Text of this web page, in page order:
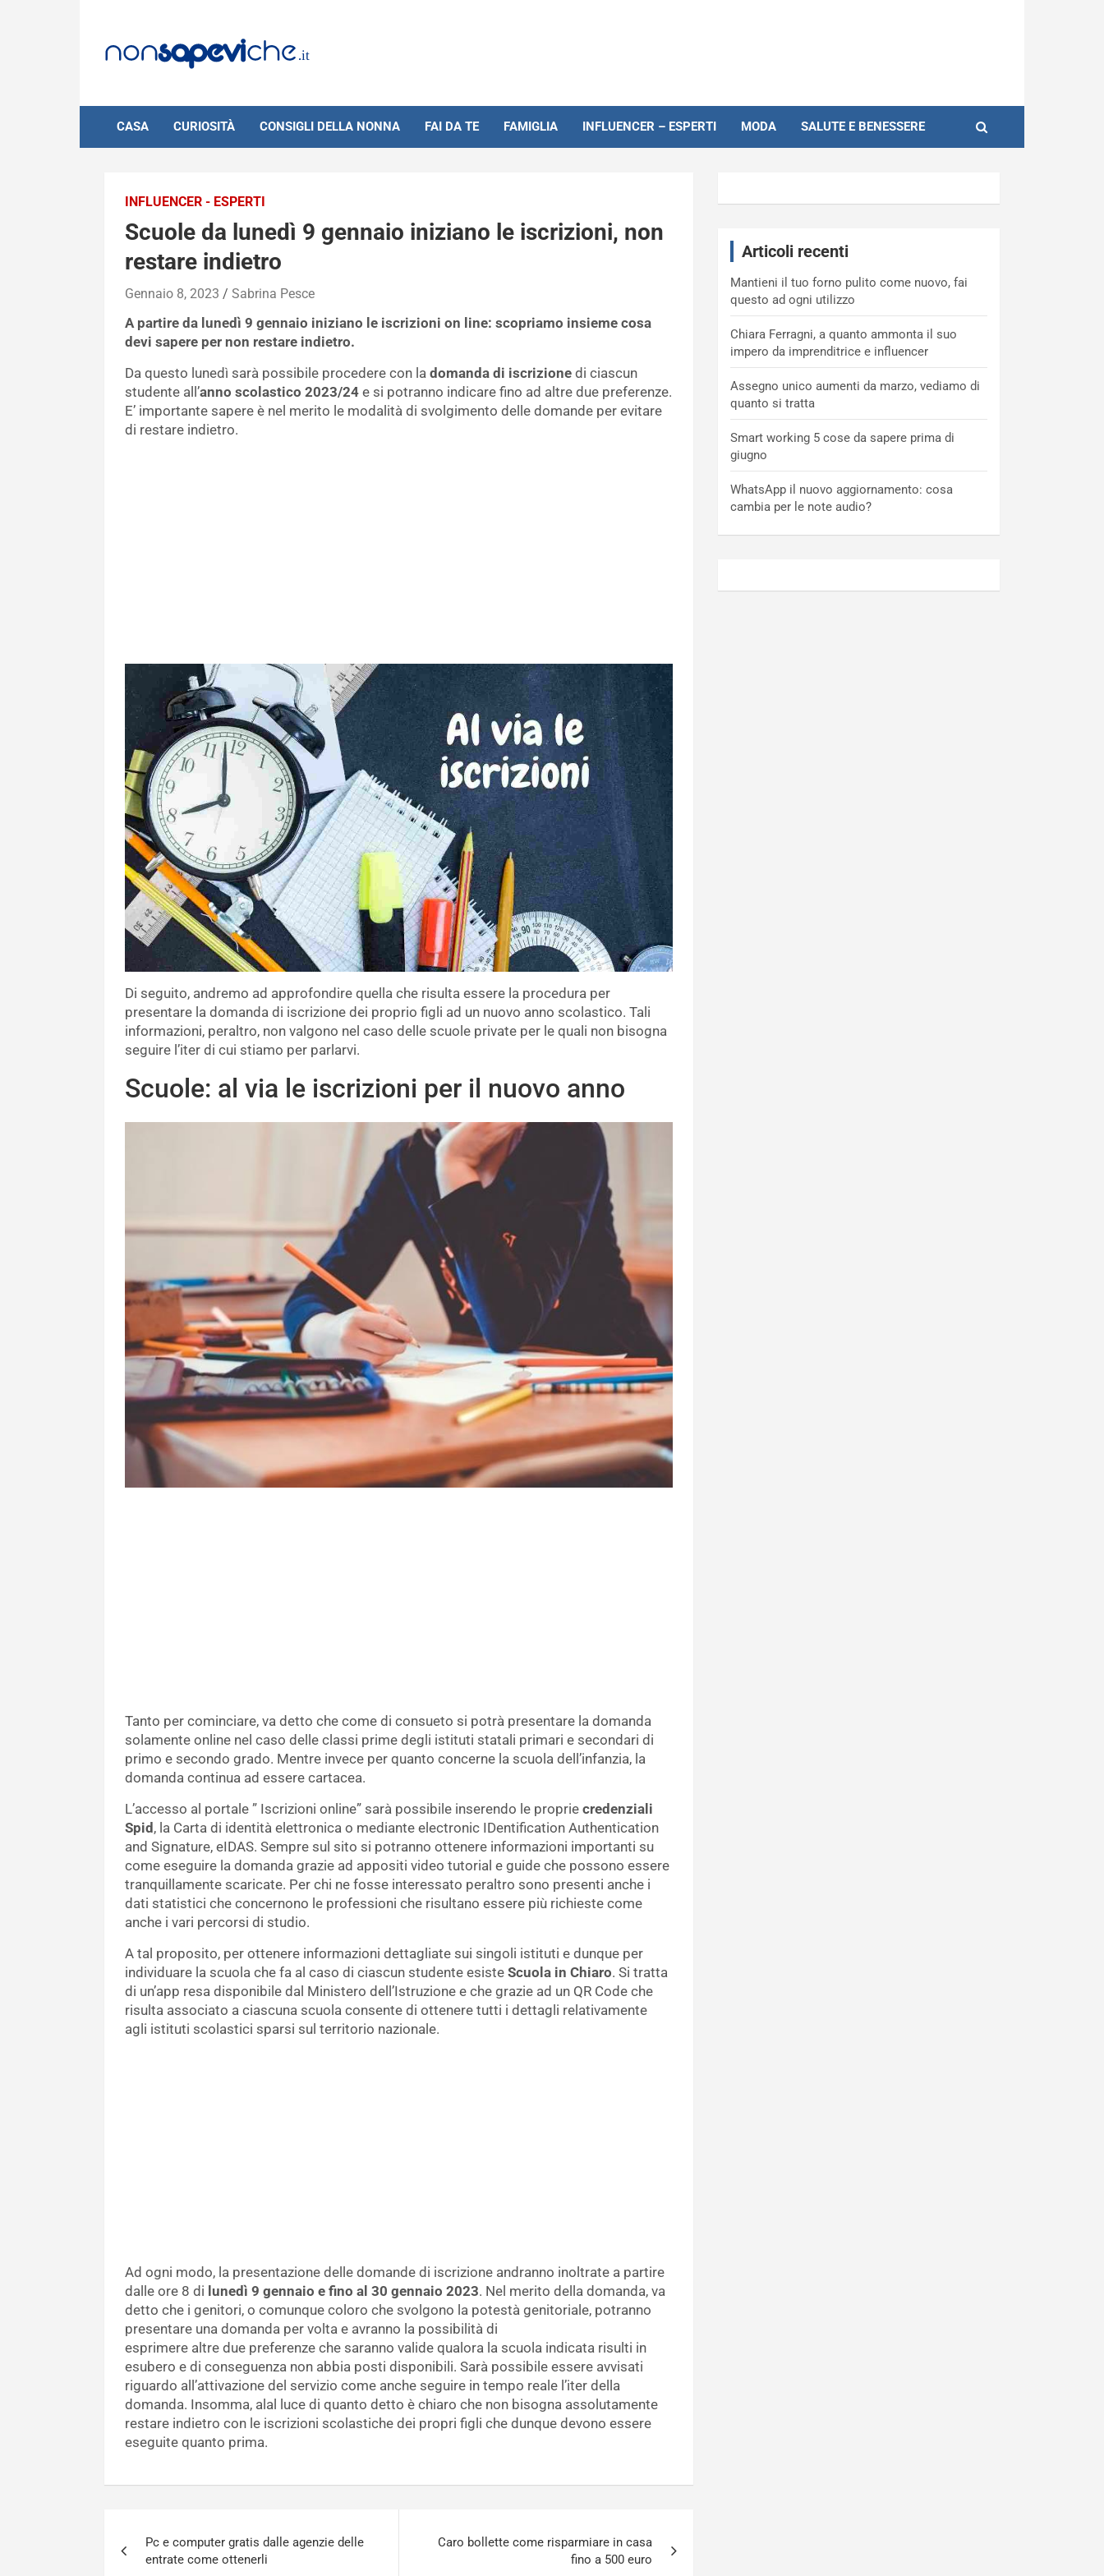
content
CASA CURIOSITÀ CONSIGLI DELLA NONNA FAI DA TE FAMIGLIA INFLUENCER – ESPERTI MODA SALUTE E BENESSERE
INFLUENCER - ESPERTI
Scuole da lunedì 9 gennaio iniziano le iscrizioni, non
restare indietro
Gennaio 8, 2023 Sabrina Pesce
A partire da lunedì 9 gennaio iniziano le iscrizioni on line: scopriamo insieme cosa
devi sapere per non restare indietro.
Da questo lunedì sarà possibile procedere con la domanda di iscrizione di ciascun
studente all’anno scolastico 2023/24 e si potranno indicare fino ad altre due preferenze.
E’ importante sapere è nel merito le modalità di svolgimento delle domande per evitare
di restare indietro.
Di seguito, andremo ad approfondire quella che risulta essere la procedura per
presentare la domanda di iscrizione dei proprio figli ad un nuovo anno scolastico. Tali
informazioni, peraltro, non valgono nel caso delle scuole private per le quali non bisogna
seguire l’iter di cui stiamo per parlarvi.
Scuole: al via le iscrizioni per il nuovo anno
Tanto per cominciare, va detto che come di consueto si potrà presentare la domanda
solamente online nel caso delle classi prime degli istituti statali primari e secondari di
primo e secondo grado. Mentre invece per quanto concerne la scuola dell’infanzia, la
domanda continua ad essere cartacea.
L’accesso al portale ” Iscrizioni online” sarà possibile inserendo le proprie credenziali
Spid, la Carta di identità elettronica o mediante electronic IDentification Authentication
and Signature, eIDAS. Sempre sul sito si potranno ottenere informazioni importanti su
come eseguire la domanda grazie ad appositi video tutorial e guide che possono essere
tranquillamente scaricate. Per chi ne fosse interessato peraltro sono presenti anche i
dati statistici che concernono le professioni che risultano essere più richieste come
anche i vari percorsi di studio.
A tal proposito, per ottenere informazioni dettagliate sui singoli istituti e dunque per
individuare la scuola che fa al caso di ciascun studente esiste Scuola in Chiaro. Si tratta
di un’app resa disponibile dal Ministero dell’Istruzione e che grazie ad un QR Code che
risulta associato a ciascuna scuola consente di ottenere tutti i dettagli relativamente
agli istituti scolastici sparsi sul territorio nazionale.
Ad ogni modo, la presentazione delle domande di iscrizione andranno inoltrate a partire
dalle ore 8 di lunedì 9 gennaio e fino al 30 gennaio 2023. Nel merito della domanda, va
detto che i genitori, o comunque coloro che svolgono la potestà genitoriale, potranno
presentare una domanda per volta e avranno la possibilità di
esprimere altre due preferenze che saranno valide qualora la scuola indicata risulti in
esubero e di conseguenza non abbia posti disponibili. Sarà possibile essere avvisati
riguardo all’attivazione del servizio come anche seguire in tempo reale l’iter della
domanda. Insomma, alal luce di quanto detto è chiaro che non bisogna assolutamente
restare indietro con le iscrizioni scolastiche dei propri figli che dunque devono essere
eseguite quanto prima.
articoli
Pc e computer gratis dalle agenzie delle
entrate come ottenerli
Caro bollette come risparmiare in casa
fino a 500 euro
Articoli recenti
Mantieni il tuo forno pulito come nuovo, fai
questo ad ogni utilizzo
Chiara Ferragni, a quanto ammonta il suo
impero da imprenditrice e influencer
Assegno unico aumenti da marzo, vediamo di
quanto si tratta
Smart working 5 cose da sapere prima di
giugno
WhatsApp il nuovo aggiornamento: cosa
cambia per le note audio?